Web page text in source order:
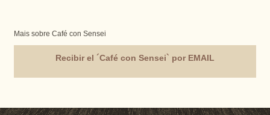
Mais sobre Café con Sensei
Recibir el ´Café con Sensei` por EMAIL